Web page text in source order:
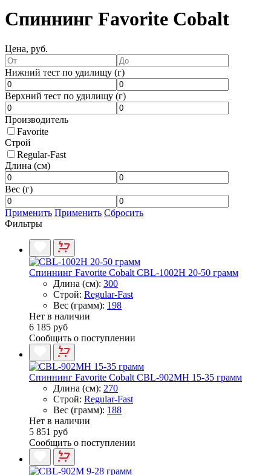
Спиннинг Favorite Cobalt
Цена, руб.
Нижний тест по удилищу (г)
Верхний тест по удилищу (г)
Производитель
Favorite
Строй
Regular-Fast
Длина (см)
Вес (г)
Применить Применить Сбросить
Фильтры
Спиннинг Favorite Cobalt CBL-1002H 20-50 грамм
Длина (см): 300
Строй: Regular-Fast
Вес (грамм): 198
Нет в наличии
6 185 руб
Сообщить о поступлении
Спиннинг Favorite Cobalt CBL-902MH 15-35 грамм
Длина (см): 270
Строй: Regular-Fast
Вес (грамм): 188
Нет в наличии
5 851 руб
Сообщить о поступлении